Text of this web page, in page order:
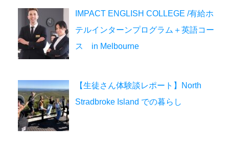
IMPACT ENGLISH COLLEGE /有給ホ
テルインターンプログラム＋英語コー
ス in Melbourne
【生徒さん体験談レポート】North
Stradbroke Island での暮らし